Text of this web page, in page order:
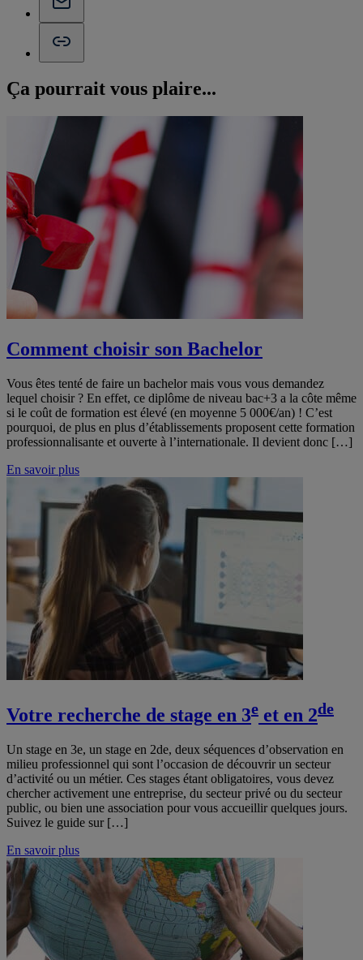
Ça pourrait vous plaire...
Comment choisir son Bachelor
Vous êtes tenté de faire un bachelor mais vous vous demandez
lequel choisir ? En effet, ce diplôme de niveau bac+3 a la côte même
si le coût de formation est élevé (en moyenne 5 000€/an) ! C’est
pourquoi, de plus en plus d’établissements proposent cette formation
professionnalisante et ouverte à l’internationale. Il devient donc […]
En savoir plus
Votre recherche de stage en 3e et en 2de
Un stage en 3e, un stage en 2de, deux séquences d’observation en
milieu professionnel qui sont l’occasion de découvrir un secteur
d’activité ou un métier. Ces stages étant obligatoires, vous devez
chercher activement une entreprise, du secteur privé ou du secteur
public, ou bien une association pour vous accueillir quelques jours.
Suivez le guide sur […]
En savoir plus